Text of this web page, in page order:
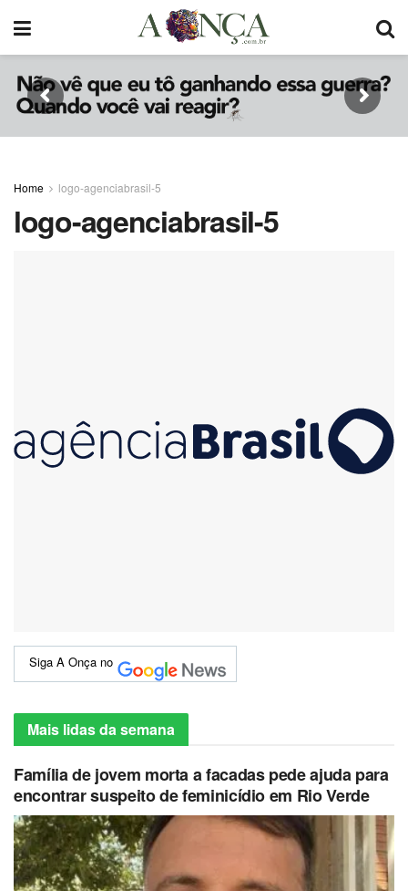
Home logo-agenciabrasil-5
logo-agenciabrasil-5
Siga A Onça no
Mais lidas da semana
Família de jovem morta a facadas pede ajuda para
encontrar suspeito de feminicídio em Rio Verde